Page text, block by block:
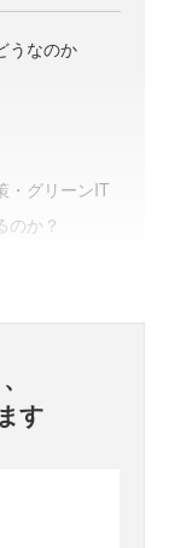
うなのか
・グリーンIT
のか？
す